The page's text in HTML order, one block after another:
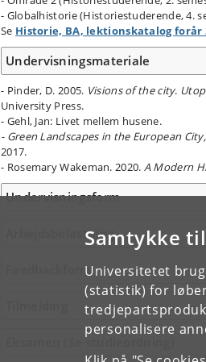
Samtykke
Universitetet
(statistik) for
personalisere
- Globalhistorie (Historiestuderende, 4.
Se Historie, BA, lektionskatalog forår
Undervisningsmateriale
- Pinder, D. 2005. Visions of the city.
University Press.
- Gehl, Jan: Livet mellem husene.
- Green Landscapes in the European
2017.
- Rosemary Wakeman. 2020. A Modern
Undervisningsform
Arbejdsbelastning
Feedbackform
Eksamen (Se studieordning)